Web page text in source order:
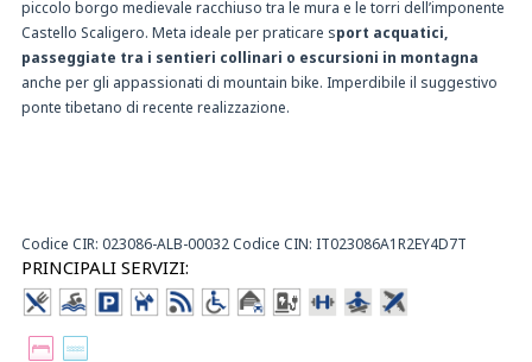
piccolo borgo medievale racchiuso tra le mura e le torri dell’imponente
Castello Scaligero. Meta ideale per praticare sport acquatici,
passeggiate tra i sentieri collinari o escursioni in montagna
anche per gli appassionati di mountain bike. Imperdibile il suggestivo
ponte tibetano di recente realizzazione.
Codice CIR: 023086-ALB-00032 Codice CIN: IT023086A1R2EY4D7T
PRINCIPALI SERVIZI: